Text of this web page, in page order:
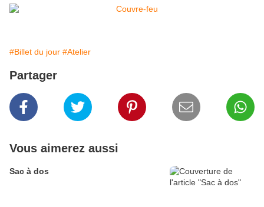
#Billet du jour #Atelier
Partager
Vous aimerez aussi
Sac à dos